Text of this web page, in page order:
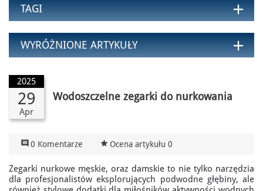
TAGI add
WYRÓŻNIONE ARTYKUŁY add
2025
29
Apr
Wodoszczelne zegarki do nurkowania
 0 Komentarze star_rate
Ocena artykułu 0
Zegarki nurkowe męskie, oraz damskie to nie tylko narzędzia
dla profesjonalistów eksplorujących podwodne głębiny, ale